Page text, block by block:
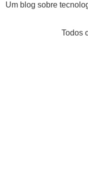
Um blog sobre
Todos